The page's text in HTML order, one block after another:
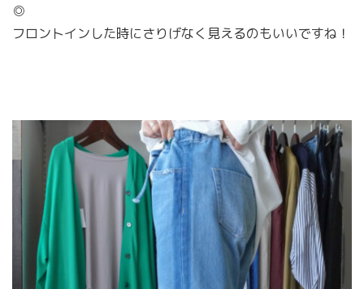
◎
フロントインした時にさりげなく見えるのもいいですね！